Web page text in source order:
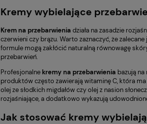
Kremy wybielające
Krem na przebarwienia działa na zasadzie
czerwieni czy brązu. Warto zaznaczyć, że
formule mogą zakłócić naturalną równowagę
przebarwień.
Profesjonalne kremy na przebarwienia bazują
produktów często zawierają witaminę C, która ma
olej ze słodkich migdałów czy olej z nasion
rozjaśniające, a dodatkowo wykazują
Jak stosować kremy